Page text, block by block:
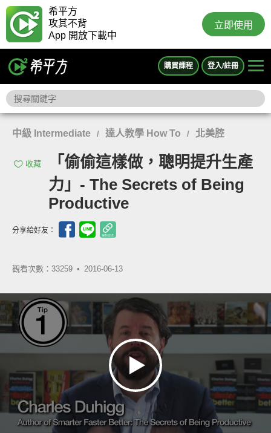
希平方
攻其不背
App 開放下載中
立即使用
購買課程 登入/註冊
中級 Intermediate / 達人教學 How To / 北美腔
收藏
「偷偷這樣做，聰明提升生產
力」- The Secrets of Being
Productive
分享給好友：
觀看次數：33259 • 2016-06-13